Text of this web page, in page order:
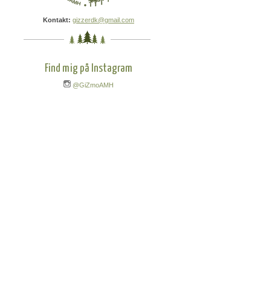
Kontakt: gizzerdk@gmail.com
Find mig på Instagram
@GiZmoAMH